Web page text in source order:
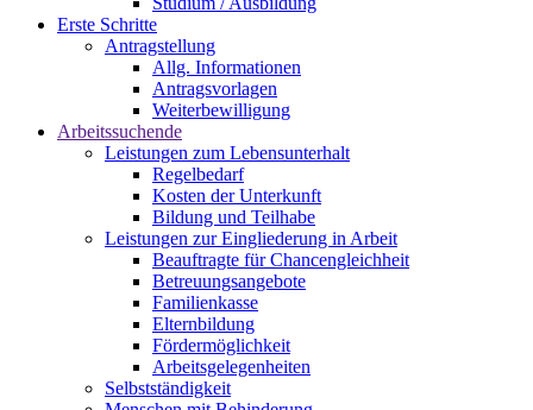
Erste Schritte
Antragstellung
Allg. Informationen
Antragsvorlagen
Weiterbewilligung
Arbeitssuchende
Leistungen zum Lebensunterhalt
Regelbedarf
Kosten der Unterkunft
Bildung und Teilhabe
Leistungen zur Eingliederung in Arbeit
Beauftragte für Chancengleichheit
Betreuungsangebote
Familienkasse
Elternbildung
Fördermöglichkeit
Arbeitsgelegenheiten
Selbstständigkeit